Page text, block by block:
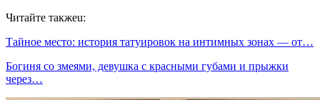
Читайте такжеu:
Тайное место: история татуировок на интимных зонах — от…
Богиня со змеями, девушка с красными губами и прыжки
через…